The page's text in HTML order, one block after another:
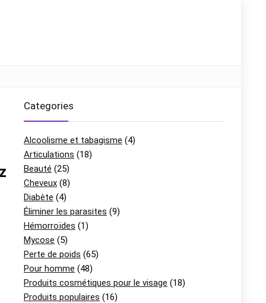
Categories
Alcoolisme et tabagisme (4)
Articulations (18)
Beauté (25)
Cheveux (8)
Diabète (4)
Éliminer les parasites (9)
Hémorroïdes (1)
Mycose (5)
Perte de poids (65)
Pour homme (48)
Produits cosmétiques pour le visage (18)
Produits populaires (16)